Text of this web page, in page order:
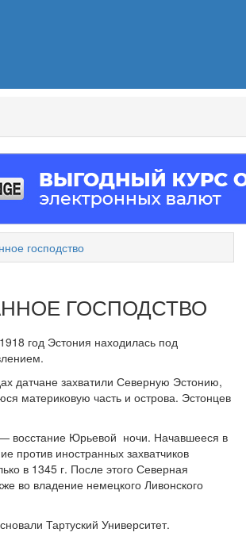
господство
ГОСПОДСТВО
год Эстония находилась под
датчане захватили Северную Эстонию,
материковую часть и острова. Эстонцев
восстание Юрьевой ночи. Начавшееся в
против иностранных захватчиков
в 1345 г. После этого Северная
во владение немецкого Ливонского
Тартуский Университет.